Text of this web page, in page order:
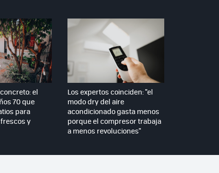
el
70 que
para
y
Los expertos coinciden: "el
modo dry del aire
acondicionado gasta menos
porque el compresor trabaja
a menos revoluciones"